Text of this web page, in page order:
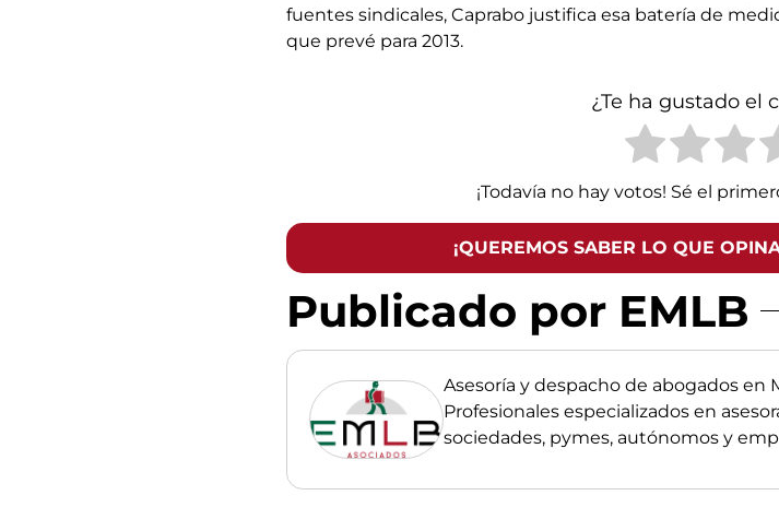
fuentes sindicales, Caprabo justifica esa batería de
que prevé para 2013.
¿Te ha gustado el
¡Todavía no hay votos! Sé el
¡QUEREMOS SABER LO QUE
Publicado por EMLB
Asesoría y despacho de abogados en
Profesionales especializados en
sociedades, pymes, autónomos y